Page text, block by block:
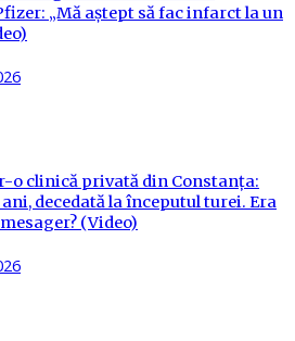
„Mă aștept să fac infarct la un
o clinică privată din Constanța:
ani, decedată la începutul turei. Era
(Video)